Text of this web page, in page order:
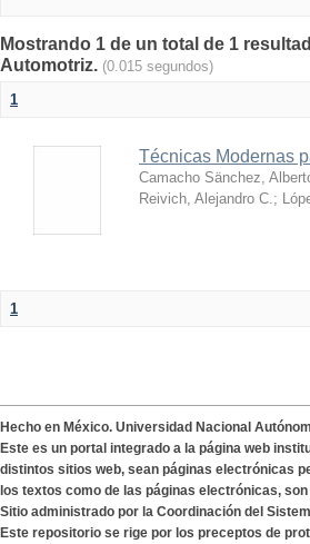
Mostrando 1 de un total de 1
Automotriz. (0.015 segundos)
1
Técnicas Modernas
Camacho Sänchez,
Reivich, Alejandro C.;
1
Hecho en México. Universidad Nacional
Este es un portal integrado a la página web
distintos sitios web, sean páginas electrónicas
los textos como de las páginas electrónicas,
Sitio administrado por la Coordinación del
Este repositorio se rige por los preceptos de